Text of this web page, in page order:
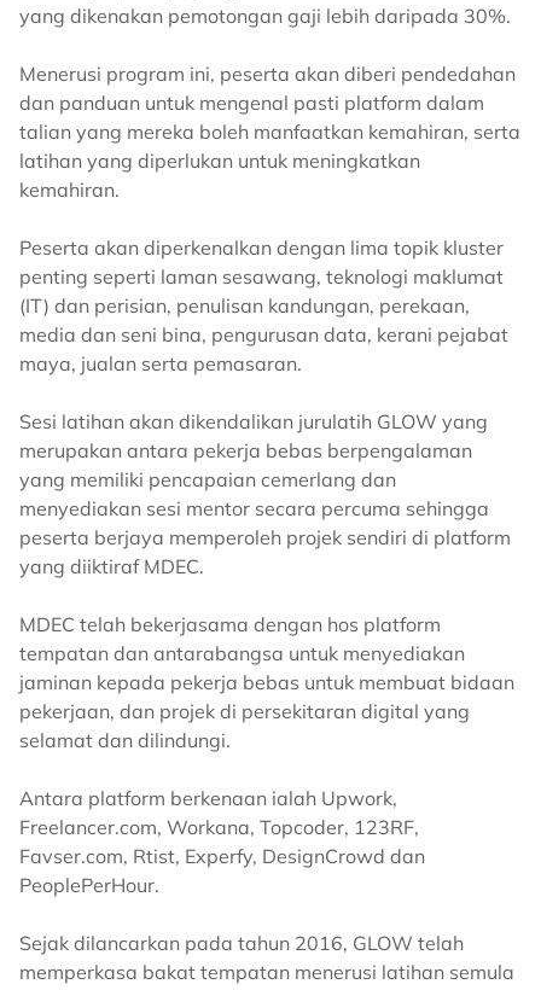
yang dikenakan pemotongan gaji lebih daripada 30%.
Menerusi program ini, peserta akan diberi pendedahan
dan panduan untuk mengenal pasti platform dalam
talian yang mereka boleh manfaatkan kemahiran, serta
latihan yang diperlukan untuk meningkatkan
kemahiran.
Peserta akan diperkenalkan dengan lima topik kluster
penting seperti laman sesawang, teknologi maklumat
(IT) dan perisian, penulisan kandungan, perekaan,
media dan seni bina, pengurusan data, kerani pejabat
maya, jualan serta pemasaran.
Sesi latihan akan dikendalikan jurulatih GLOW yang
merupakan antara pekerja bebas berpengalaman
yang memiliki pencapaian cemerlang dan
menyediakan sesi mentor secara percuma sehingga
peserta berjaya memperoleh projek sendiri di platform
yang diiktiraf MDEC.
MDEC telah bekerjasama dengan hos platform
tempatan dan antarabangsa untuk menyediakan
jaminan kepada pekerja bebas untuk membuat bidaan
pekerjaan, dan projek di persekitaran digital yang
selamat dan dilindungi.
Antara platform berkenaan ialah Upwork,
Freelancer.com, Workana, Topcoder, 123RF,
Favser.com, Rtist, Experfy, DesignCrowd dan
PeoplePerHour.
Sejak dilancarkan pada tahun 2016, GLOW telah
memperkasa bakat tempatan menerusi latihan semula